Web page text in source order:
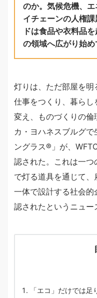
のか。気候危機、
イチェーンの人権
ドは食品や衣料品
の領域へ広がり始め
灯りは、ただ部屋を
仕事をつくり、暮ら
変え、ものづくりの倫
カ・ヨハネスブルグ
ングラス®︎」が、
認された。これは一
で灯る道具を通じて
一体で設計する社会
認されたというニュー
「エコ」だけでは